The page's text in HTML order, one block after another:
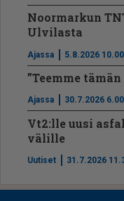
Noormarkun
Ulvilasta
Ajassa 5.8.2026 10.00
”Teemme
Ajassa 30.7.2026 6.00
Vt2:lle uusi
välille
Uutiset 31.7.2026